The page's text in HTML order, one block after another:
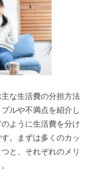
な生活費の分担方法
ルや不満点を紹介し
ように生活費を分け
。まずは多くのカッ
と、それぞれのメリ